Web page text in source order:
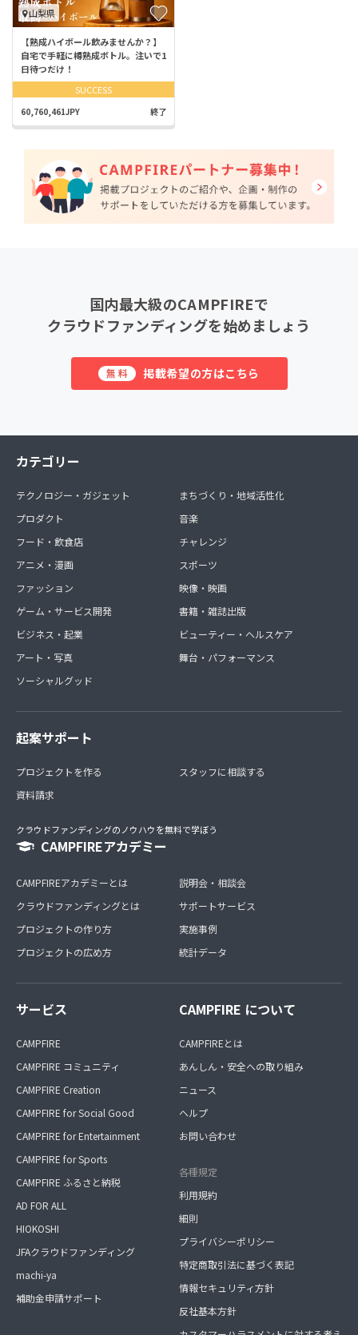
山梨県
【熟成ハイボール飲みませんか？】
自宅で手軽に樽熟成ボトル。注いで1
日待つだけ！
SUCCESS
60,760,461JPY 終了
国内最大級のCAMPFIREで
クラウドファンディングを始めましょう
無料 掲載希望の方はこちら
カテゴリー
テクノロジー・ガジェット
プロダクト
フード・飲食店
アニメ・漫画
ファッション
ゲーム・サービス開発
ビジネス・起業
アート・写真
ソーシャルグッド
まちづくり・地域活性化
音楽
チャレンジ
スポーツ
映像・映画
書籍・雑誌出版
ビューティー・ヘルスケア
舞台・パフォーマンス
起案サポート
プロジェクトを作る
資料請求
スタッフに相談する
クラウドファンディングのノウハウを無料で学ぼう
CAMPFIREアカデミー
CAMPFIREアカデミーとは
クラウドファンディングとは
プロジェクトの作り方
プロジェクトの広め方
説明会・相談会
サポートサービス
実施事例
統計データ
サービス
CAMPFIRE
CAMPFIRE コミュニティ
CAMPFIRE Creation
CAMPFIRE for Social Good
CAMPFIRE for Entertainment
CAMPFIRE for Sports
CAMPFIRE ふるさと納税
AD FOR ALL
HIOKOSHI
JFAクラウドファンディング
machi-ya
補助金申請サポート
CAMPFIRE について
CAMPFIREとは
あんしん・安全への取り組み
ニュース
ヘルプ
お問い合わせ
各種規定
利用規約
細則
プライバシーポリシー
特定商取引法に基づく表記
情報セキュリティ方針
反社基本方針